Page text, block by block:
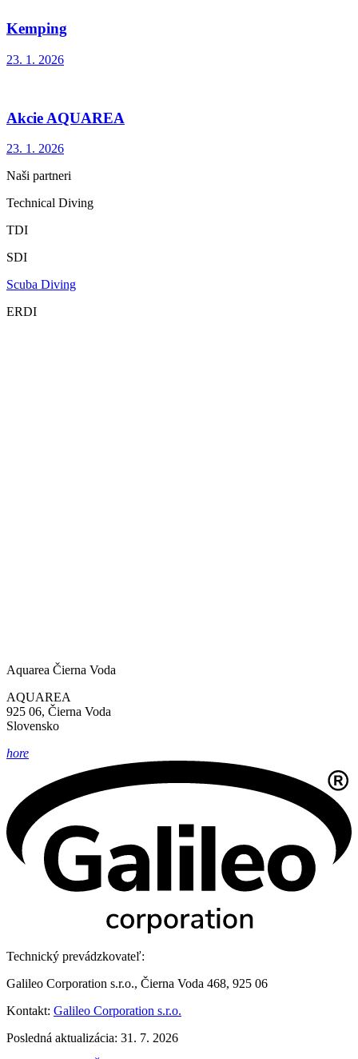
Kemping
23. 1. 2026
Akcie AQUAREA
23. 1. 2026
Naši partneri
Technical Diving
TDI
SDI
Scuba Diving
ERDI
Aquarea Čierna Voda
AQUAREA
925 06, Čierna Voda
Slovensko
hore
Technický prevádzkovateľ:
Galileo Corporation s.r.o., Čierna Voda 468, 925 06
Kontakt: Galileo Corporation s.r.o.
Posledná aktualizácia: 31. 7. 2026